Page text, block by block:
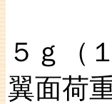
５ｇ（
翼面